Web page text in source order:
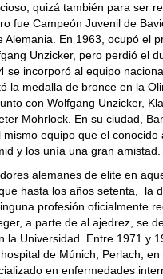
quizá también para ser
fue Campeón Juvenil de
Alemania. En 1963, ocupó el
Unzicker, pero perdió el
se incorporó al equipo
la medalla de bronce en la
con Wolfgang Unzicker,
Mohrlock. En su ciudad,
mismo equipo que el conocido
y los unía una gran amistad.
alemanes de elite en
hasta los años setenta, la
profesión oficialmente
a parte de al ajedrez, se
la Universidad. Entre 1971 y
de Múnich, Perlach, en
en enfermedades